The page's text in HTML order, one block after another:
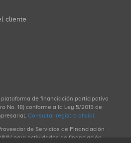
cliente
plataforma de financiación participativa
No. 18) conforme a la Ley 5/2015 de
Consultar registro oficial.
de Servicios de Financiación
para actividades de financiación